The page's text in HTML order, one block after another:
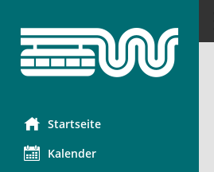
Startseite
Kalender